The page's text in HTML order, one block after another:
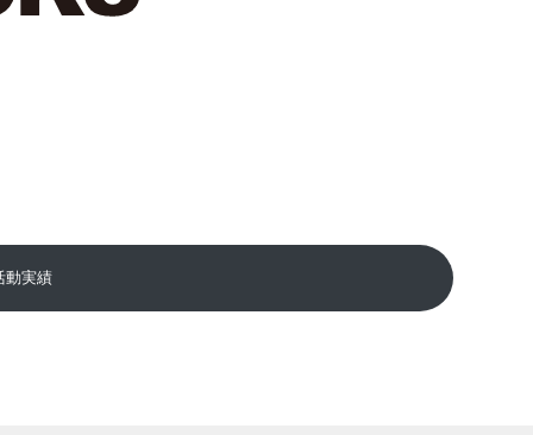
動実績